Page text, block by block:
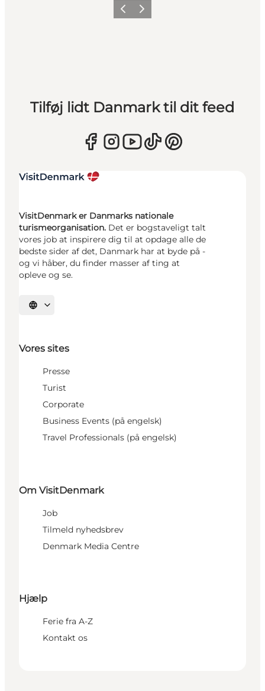
ForrigeNæste
Tilføj lidt Danmark til dit feed
VisitDenmark er Danmarks nationale
turismeorganisation. Det er bogstaveligt talt
vores job at inspirere dig til at opdage alle de
bedste sider af det, Danmark har at byde på -
og vi håber, du finder masser af ting at
opleve og se.
Vælg sprog
Vores sites
Presse
Turist
Corporate
Business Events (på engelsk)
Travel Professionals (på engelsk)
Om VisitDenmark
Job
Tilmeld nyhedsbrev
Denmark Media Centre
Hjælp
Ferie fra A-Z
Kontakt os